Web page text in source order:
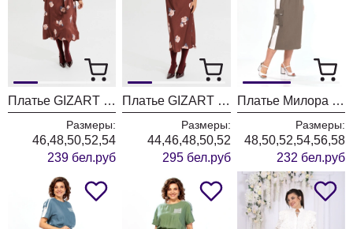
Платье GIZART 5103 капучино + принт цветы
Размеры:
46,48,50,52,54
239 бел.руб
Платье GIZART 25300 капучино + принт цветы
Размеры:
44,46,48,50,52
295 бел.руб
Платье Милора Стиль 1455 шоколад
Размеры:
48,50,52,54,56,58
232 бел.руб